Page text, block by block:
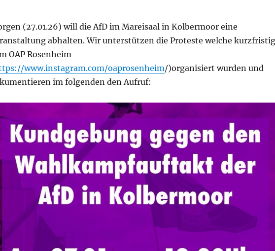
(27.01.26) will die AfD im Mareisaal in Kolbermoor eine
abhalten. Wir unterstützen die Proteste welche kurzfristig
OAP Rosenheim
www.instagram.com/oaprosenheim/)organisiert wurden und
im folgenden den Aufruf: